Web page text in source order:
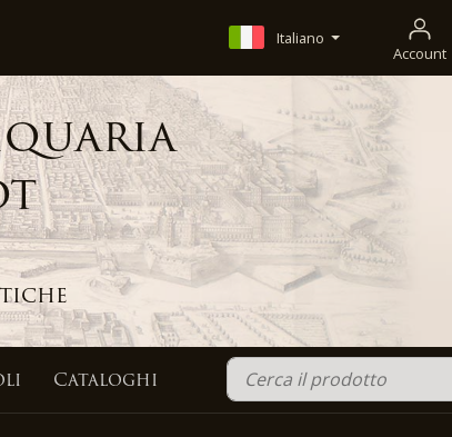
Italiano
Account
Cataloghi